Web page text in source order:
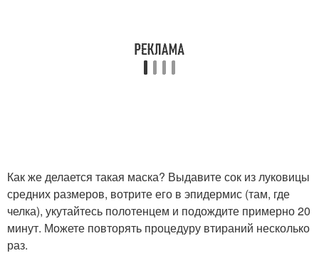
Как же делается такая маска? Выдавите сок из луковицы
средних размеров, вотрите его в эпидермис (там, где
челка), укутайтесь полотенцем и подождите примерно 20
минут. Можете повторять процедуру втираний несколько
раз.